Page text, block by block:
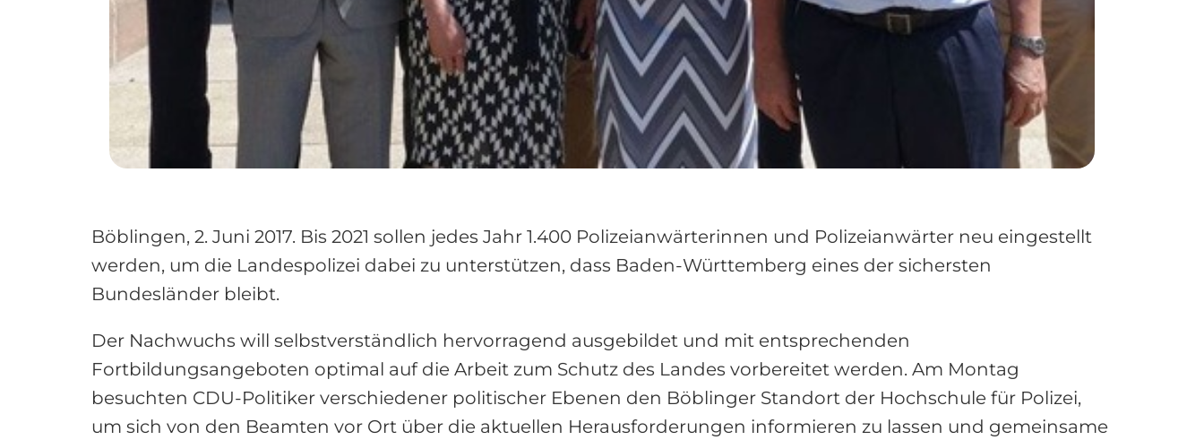
Böblingen, 2. Juni 2017. Bis 2021 sollen jedes Jahr 1.400 Polizeianwärterinnen und Polizeianwärter neu eingestellt
werden, um die Landespolizei dabei zu unterstützen, dass Baden-Württemberg eines der sichersten
Bundesländer bleibt.
Der Nachwuchs will selbstverständlich hervorragend ausgebildet und mit entsprechenden
Fortbildungsangeboten optimal auf die Arbeit zum Schutz des Landes vorbereitet werden. Am Montag
besuchten CDU-Politiker verschiedener politischer Ebenen den Böblinger Standort der Hochschule für Polizei,
um sich von den Beamten vor Ort über die aktuellen Herausforderungen informieren zu lassen und gemeinsame